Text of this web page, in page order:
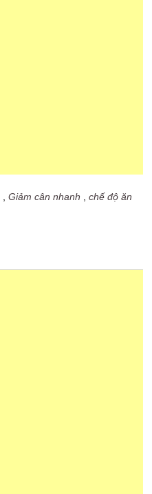
,Giảm cân nhanh ,chế độ ăn